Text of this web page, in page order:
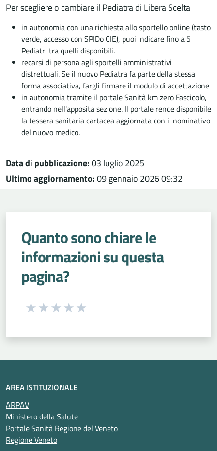
Per scegliere o cambiare il Pediatra di Libera Scelta
in autonomia con una richiesta allo sportello online (tasto
verde, accesso con SPIDo CIE), puoi indicare fino a 5
Pediatri tra quelli disponibili.
recarsi di persona agli sportelli amministrativi
distrettuali. Se il nuovo Pediatra fa parte della stessa
forma associativa, fargli firmare il modulo di accettazione
in autonomia tramite il portale Sanità km zero Fascicolo,
entrando nell'apposita sezione. Il portale rende disponibile
la tessera sanitaria cartacea aggiornata con il nominativo
del nuovo medico.
Data di pubblicazione:03 luglio 2025
Ultimo aggiornamento:09 gennaio 2026 09:32
Quanto sono chiare le
informazioni su questa
pagina?
Seleziona una valutazione da 1 a 5 stelle
AREA ISTITUZIONALE
ARPAV
Ministero della Salute
Portale Sanità Regione del Veneto
Regione Veneto